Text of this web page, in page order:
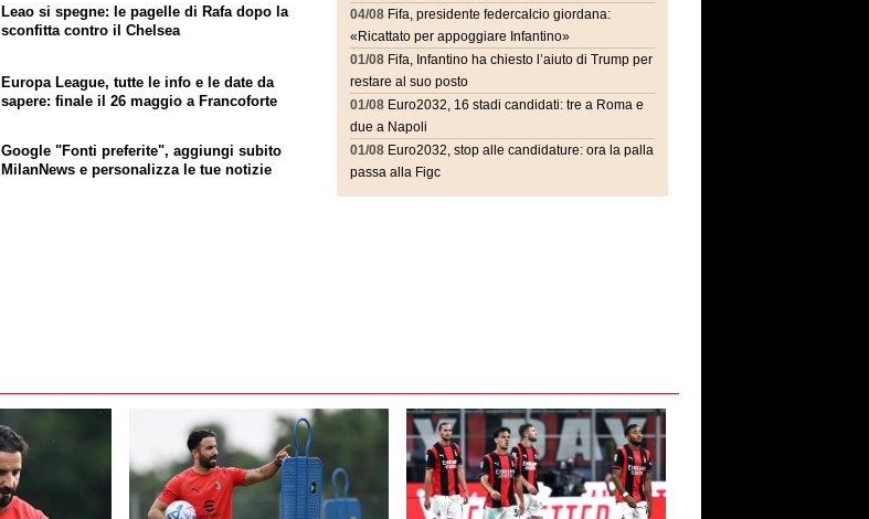
Leao si spegne: le pagelle di Rafa dopo la
sconfitta contro il Chelsea
Europa League, tutte le info e le date da
sapere: finale il 26 maggio a Francoforte
Google "Fonti preferite", aggiungi subito
MilanNews e personalizza le tue notizie
04/08 Fifa, presidente federcalcio giordana:
«Ricattato per appoggiare Infantino»
01/08 Fifa, Infantino ha chiesto l’aiuto di Trump per
restare al suo posto
01/08 Euro2032, 16 stadi candidati: tre a Roma e
due a Napoli
01/08 Euro2032, stop alle candidature: ora la palla
passa alla Figc